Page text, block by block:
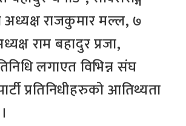
अध्यक्ष राजकुमार मल्ल, ७
राम बहादुर प्रजा,
लगाएत विभिन्न संघ
प्रतिनिधीहरुको आतिथ्यता